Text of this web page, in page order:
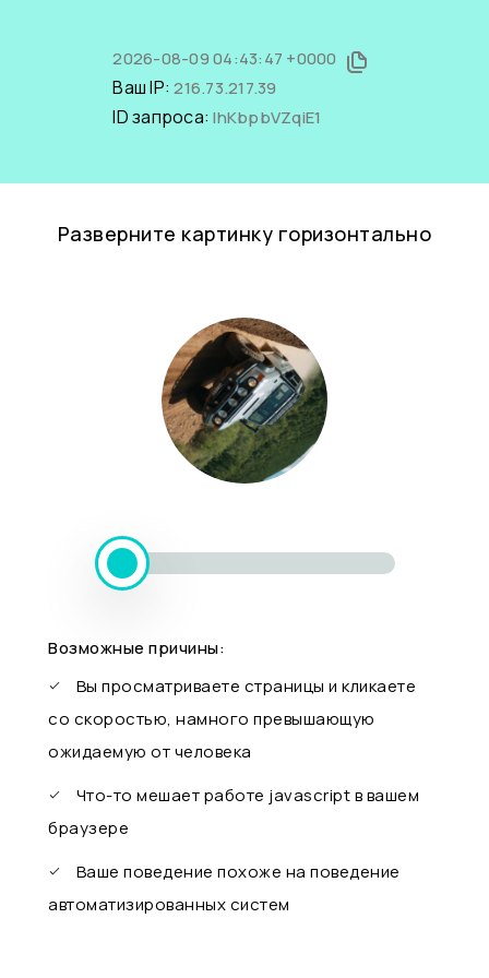
2026-08-09 04:43:47 +0000
Ваш IP:216.73.217.39
ID запроса:lhKbpbVZqiE1
Разверните картинку горизонтально
Возможные причины:
Вы просматриваете страницы и кликаете
со скоростью, намного превышающую
ожидаемую от человека
Что-то мешает работе javascript в вашем
браузере
Ваше поведение похоже на поведение
автоматизированных систем